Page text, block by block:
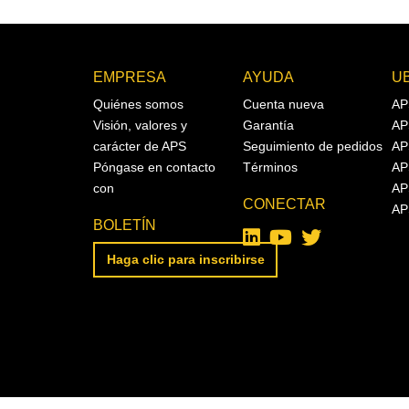
EMPRESA
Quiénes somos
Visión, valores y
carácter de APS
Póngase en contacto
con
BOLETÍN
Haga clic para inscribirse
AYUDA
Cuenta nueva
Garantía
Seguimiento de pedidos
Términos
CONECTAR